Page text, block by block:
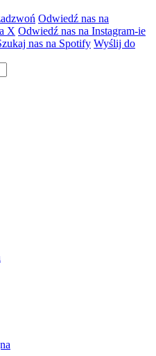
Odwiedź nas na
X Odwiedź nas na Instagram-ie
nas na Spotify Wyślij do